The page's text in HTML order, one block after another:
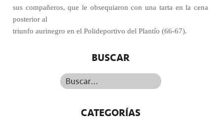
sus compañeros, que le obsequiaron con una tarta en la cena
posterior al
triunfo aurinegro en el Polideportivo del Plantío (66-67).
BUSCAR
Buscar...
CATEGORÍAS